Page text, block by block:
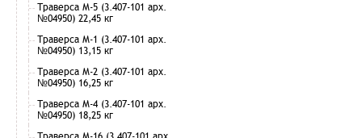
Траверса М-5 (3.407-101 арх.
№04950) 22,45 кг
Траверса М-1 (3.407-101 арх.
№04950) 13,15 кг
Траверса М-2 (3.407-101 арх.
№04950) 16,25 кг
Траверса М-4 (3.407-101 арх.
№04950) 18,25 кг